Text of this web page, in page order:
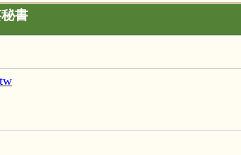
書